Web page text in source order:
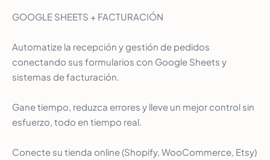
GOOGLE SHEETS + FACTURACIÓN
Automatize la recepción y gestión de pedidos
conectando sus formularios con Google Sheets y
sistemas de facturación.
Gane tiempo, reduzca errores y lleve un mejor control sin
esfuerzo, todo en tiempo real.
Conecte su tienda online (Shopify, WooCommerce, Etsy)